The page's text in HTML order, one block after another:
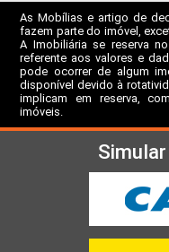
As Mobílias e artigo de
fazem parte do imóvel,
A Imobiliária se reserva
referente aos valores e
pode ocorrer de algum
disponível devido à
implicam em reserva,
imóveis.